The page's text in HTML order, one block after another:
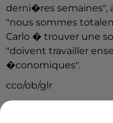
derni�res semaines",
"nous sommes
Carlo � trouver une
"doivent travailler
�conomiques".
cco/ob/glr